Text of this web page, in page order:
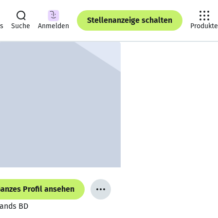
Suche Anmelden
Stellenanzeige schalten
Produkte
Profil ansehen
BD